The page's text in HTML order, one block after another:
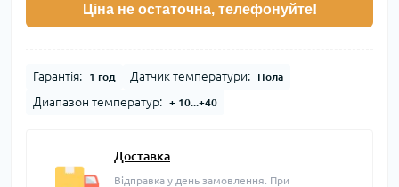
Ціна не остаточна, телефонуйте!
Гарантія: 1 год Датчик температури: Пола
Диапазон температур: + 10...+40
Доставка
Відправка у день замовлення. При